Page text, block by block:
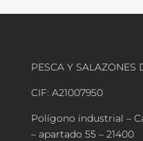
PESCA Y SALAZONES
CIF: A21007950
Polígono industrial –
– apartado 55 – 21400